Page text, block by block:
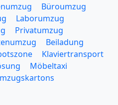
Büroumzug
Laborumzug
Privatumzug
Beiladung
Klaviertransport
Möbeltaxi